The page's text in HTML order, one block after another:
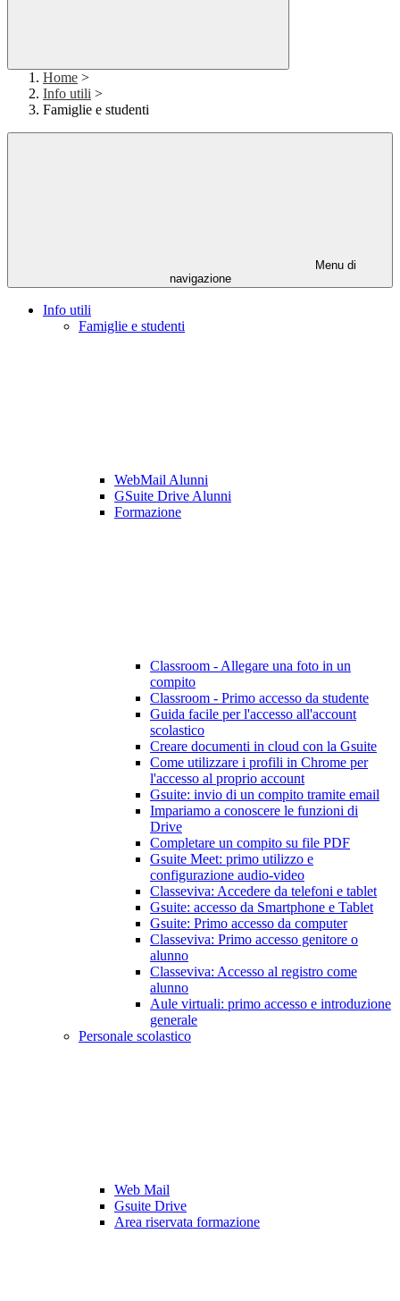
Home >
Info utili >
Famiglie e studenti
Menu di
navigazione
Info utili
Famiglie e studenti
WebMail Alunni
GSuite Drive Alunni
Formazione
Classroom - Allegare una foto in un
compito
Classroom - Primo accesso da studente
Guida facile per l'accesso all'account
scolastico
Creare documenti in cloud con la Gsuite
Come utilizzare i profili in Chrome per
l'accesso al proprio account
Gsuite: invio di un compito tramite email
Impariamo a conoscere le funzioni di
Drive
Completare un compito su file PDF
Gsuite Meet: primo utilizzo e
configurazione audio-video
Classeviva: Accedere da telefoni e tablet
Gsuite: accesso da Smartphone e Tablet
Gsuite: Primo accesso da computer
Classeviva: Primo accesso genitore o
alunno
Classeviva: Accesso al registro come
alunno
Aule virtuali: primo accesso e introduzione
generale
Personale scolastico
Web Mail
Gsuite Drive
Area riservata formazione